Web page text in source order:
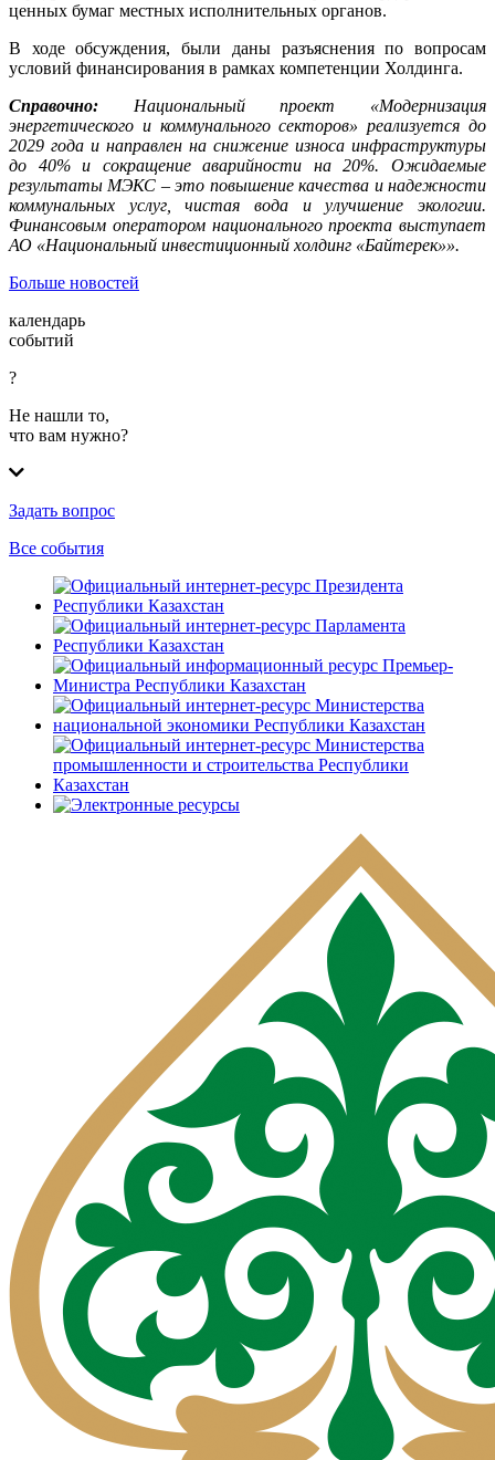
ценных бумаг местных исполнительных органов.
В ходе обсуждения, были даны разъяснения по вопросам
условий финансирования в рамках компетенции Холдинга.
Справочно: Национальный проект «Модернизация
энергетического и коммунального секторов» реализуется до
2029 года и направлен на снижение износа инфраструктуры
до 40% и сокращение аварийности на 20%. Ожидаемые
результаты МЭКС – это повышение качества и надежности
коммунальных услуг, чистая вода и улучшение экологии.
Финансовым оператором национального проекта выступает
АО «Национальный инвестиционный холдинг «Байтерек»».
Больше новостей
календарь
событий
?
Не нашли то,
что вам нужно?
Задать вопрос
Все события